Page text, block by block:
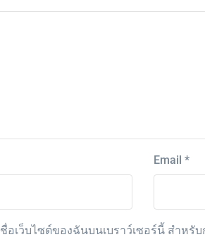
Email *
อเว็บไซต์ของฉันบนเบราว์เซอร์นี้ สำหรั